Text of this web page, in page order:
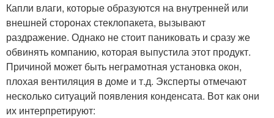
Капли влаги, которые образуются на внутренней или
внешней сторонах стеклопакета, вызывают
раздражение. Однако не стоит паниковать и сразу же
обвинять компанию, которая выпустила этот продукт.
Причиной может быть неграмотная установка окон,
плохая вентиляция в доме и т.д. Эксперты отмечают
несколько ситуаций появления конденсата. Вот как они
их интерпретируют: